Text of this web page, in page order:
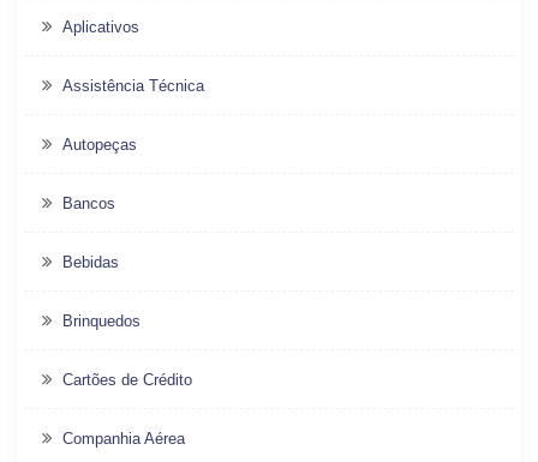
Aplicativos
Assistência Técnica
Autopeças
Bancos
Bebidas
Brinquedos
Cartões de Crédito
Companhia Aérea